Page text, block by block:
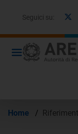
Seguici su:
Home /